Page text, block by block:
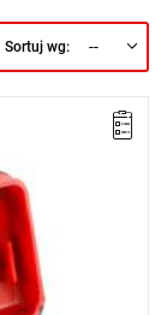
Sortuj wg: --